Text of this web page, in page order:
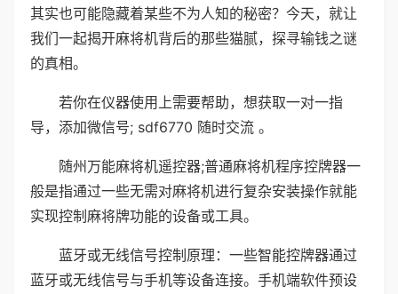
其实也可能隐藏着某些不为人知的秘密？今天，就让
我们一起揭开麻将机背后的那些猫腻，探寻输钱之谜
的真相。
若你在仪器使用上需要帮助，想获取一对一指
导，添加微信号; sdf6770 随时交流 。
随州万能麻将机遥控器;普通麻将机程序控牌器一
般是指通过一些无需对麻将机进行复杂安装操作就能
实现控制麻将牌功能的设备或工具。
蓝牙或无线信号控制原理：一些智能控牌器通过
蓝牙或无线信号与手机等设备连接。手机端软件预设